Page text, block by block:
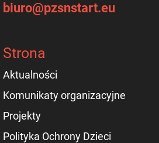
biuro@pzsnstart.eu
Strona
Aktualności
Komunikaty organizacyjne
Projekty
Polityka Ochrony Dzieci